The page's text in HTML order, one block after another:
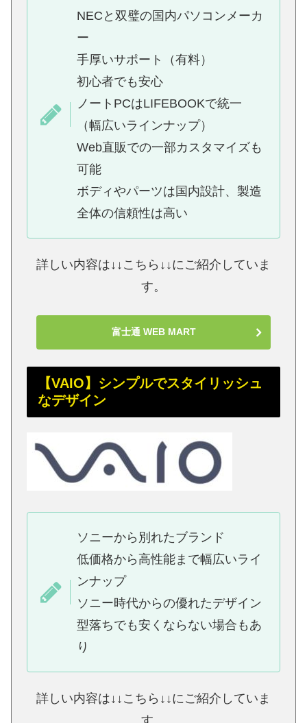
NECと双璧の国内パソコンメーカ
ー
手厚いサポート（有料）
初心者でも安心
ノートPCはLIFEBOOKで統一
（幅広いラインナップ）
Web直販での一部カスタマイズも
可能
ボディやパーツは国内設計、製造
全体の信頼性は高い
詳しい内容は↓↓こちら↓↓にご紹介していま
す。
富士通 WEB MART
【VAIO】シンプルでスタイリッシュ
なデザイン
ソニーから別れたブランド
低価格から高性能まで幅広いライ
ンナップ
ソニー時代からの優れたデザイン
型落ちでも安くならない場合もあ
り
詳しい内容は↓↓こちら↓↓にご紹介していま
す。